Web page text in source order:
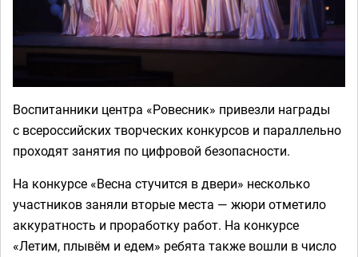
Воспитанники центра «Ровесник» привезли награды
с всероссийских творческих конкурсов и параллельно
проходят занятия по цифровой безопасности.
На конкурсе «Весна стучится в двери» несколько
участников заняли вторые места — жюри отметило
аккуратность и проработку работ. На конкурсе
«Летим, плывём и едем» ребята также вошли в число